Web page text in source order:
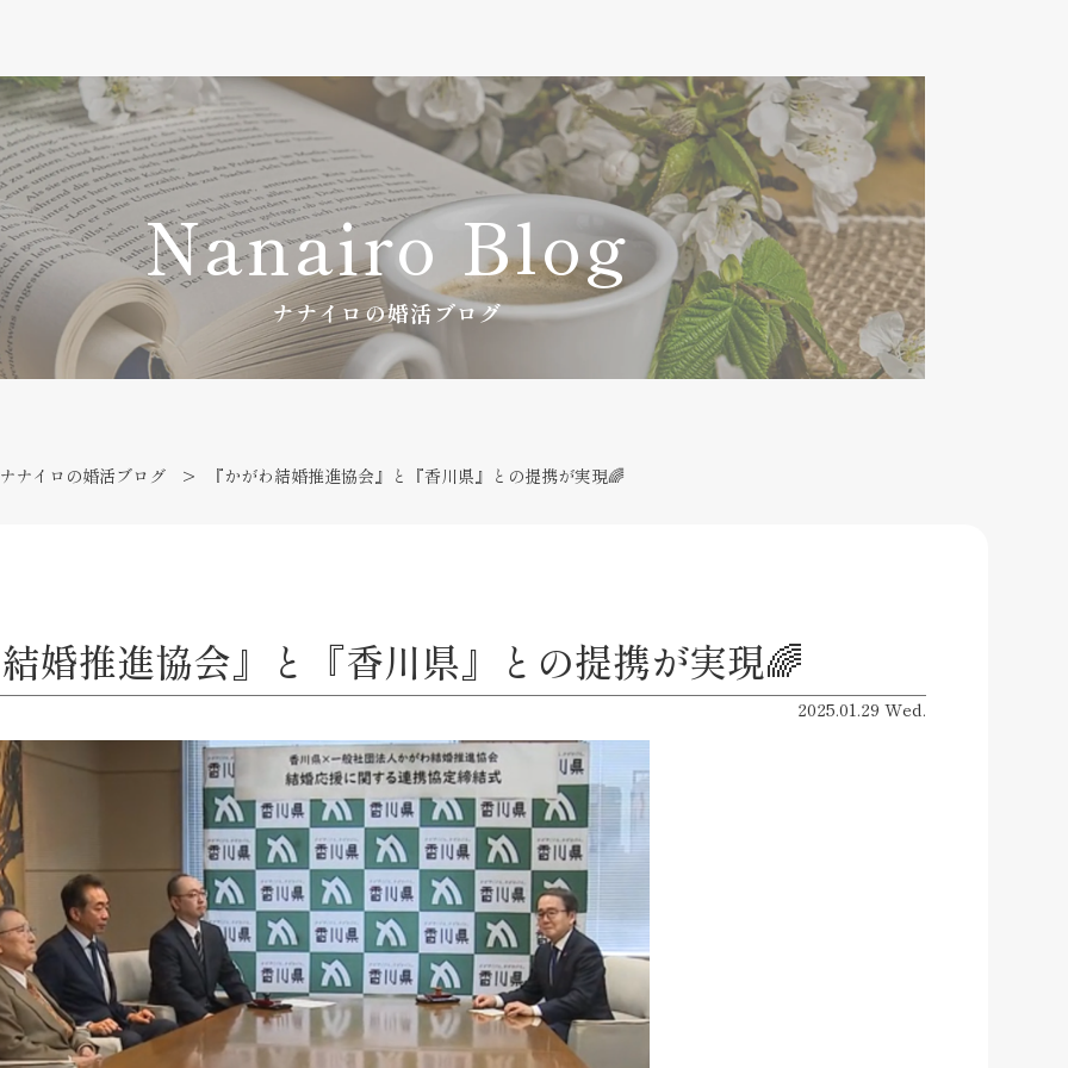
Nanairo Blog
ナナイロの婚活ブログ
ナナイロの婚活ブログ 『かがわ結婚推進協会』と『香川県』との提携が実現🌈
婚推進協会』と『香川県』との提携が実現🌈
2025.01.29 Wed.